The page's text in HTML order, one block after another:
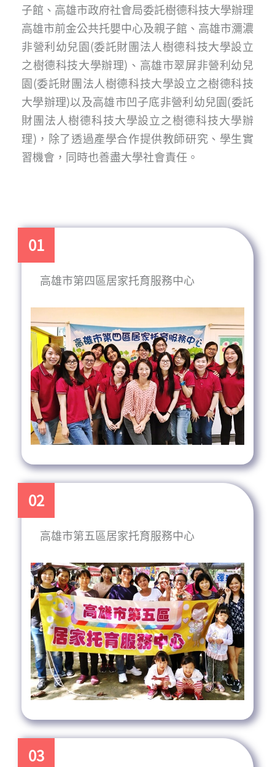
子館、高雄市政府社會局委託樹德科技大學辦理
高雄市前金公共托嬰中心及親子館、高雄市瀰濃
非營利幼兒園(委託財團法人樹德科技大學設立
之樹德科技大學辦理)、高雄市翠屏非營利幼兒
園(委託財團法人樹德科技大學設立之樹德科技
大學辦理)以及高雄市凹子底非營利幼兒園(委託
財團法人樹德科技大學設立之樹德科技大學辦
理)，除了透過產學合作提供教師研究、學生實
習機會，同時也善盡大學社會責任。
01
高雄市第四區居家托育服務中心
02
高雄市第五區居家托育服務中心
03